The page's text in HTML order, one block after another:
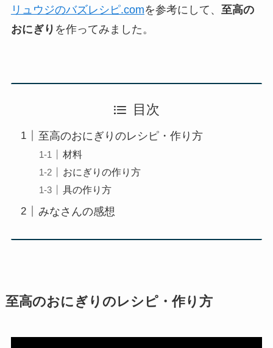
リュウジのバズレシピ.comを参考にして、 至高の
おにぎり を作ってみました。
目次
至高のおにぎりのレシピ・作り方
材料
おにぎりの作り方
具の作り方
みなさんの感想
至高のおにぎりのレシピ・作り方